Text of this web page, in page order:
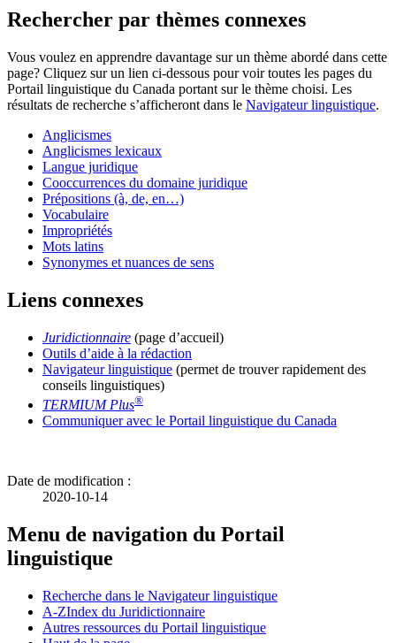
Rechercher par thèmes connexes
Vous voulez en apprendre davantage sur un thème abordé dans cette
page? Cliquez sur un lien ci-dessous pour voir toutes les pages du
Portail linguistique du Canada portant sur le thème choisi. Les
résultats de recherche s’afficheront dans le Navigateur linguistique.
Anglicismes
Anglicismes lexicaux
Langue juridique
Cooccurrences du domaine juridique
Prépositions (à, de, en…)
Vocabulaire
Impropriétés
Mots latins
Synonymes et nuances de sens
Liens connexes
Juridictionnaire (page d’accueil)
Outils d’aide à la rédaction
Navigateur linguistique (permet de trouver rapidement des
conseils linguistiques)
TERMIUM Plus®
Communiquer avec le Portail linguistique du Canada
Date de modification :
2020-10-14
Menu de navigation du Portail
linguistique
Recherche dans le Navigateur linguistique
A-ZIndex du Juridictionnaire
Autres ressources du Portail linguistique